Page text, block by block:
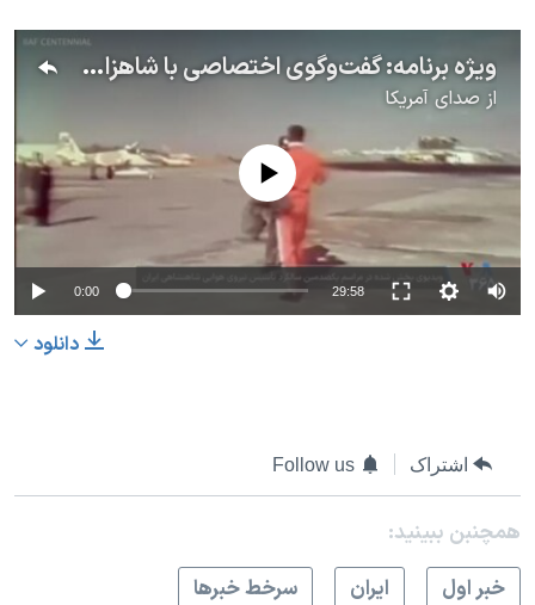
ویژه برنامه: گفت‌وگوی اختصاصی با شاهزاده رضا پهلوی در صدمین سالروز تاسیس نیروی هوایی شاهنشاهی ایران
از صدای آمریکا
No media source currently available
0:00 29:58
دانلود
اشتراک Follow us
همچنبن ببینید:
خبر اول
ايران سرخط خبرها